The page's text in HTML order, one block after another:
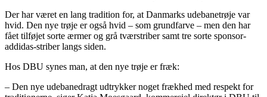
Der har været en lang tradition for, at Danmarks udebanetrøje var
hvid. Den nye trøje er også hvid – som grundfarve – men den har
fået tilføjet sorte ærmer og grå tværstriber samt tre sorte sponsor-
addidas-striber langs siden.
Hos DBU synes man, at den nye trøje er fræk:
– Den nye udebanedragt udtrykker noget frækhed med respekt for